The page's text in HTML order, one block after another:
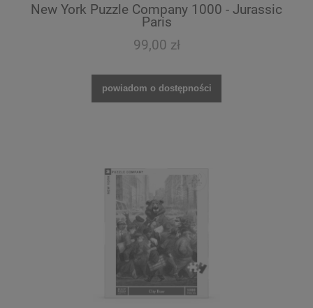
New York Puzzle Company 1000 - Jurassic
Paris
99,00 zł
powiadom o dostępności